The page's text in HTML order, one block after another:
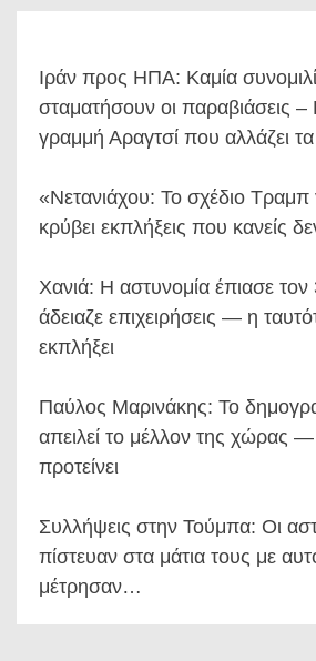
Ιράν προς ΗΠΑ: Καμία
σταματήσουν οι παραβιάσεις
γραμμή Αραγτσί που αλλάζει
«Νετανιάχου: Το σχέδιο Τραμπ
κρύβει εκπλήξεις που κανείς
Χανιά: Η αστυνομία έπιασε
άδειαζε επιχειρήσεις — η
εκπλήξει
Παύλος Μαρινάκης: Το
απειλεί το μέλλον της χώρας
προτείνει
Συλλήψεις στην Τούμπα: Οι
πίστευαν στα μάτια τους με
μέτρησαν…